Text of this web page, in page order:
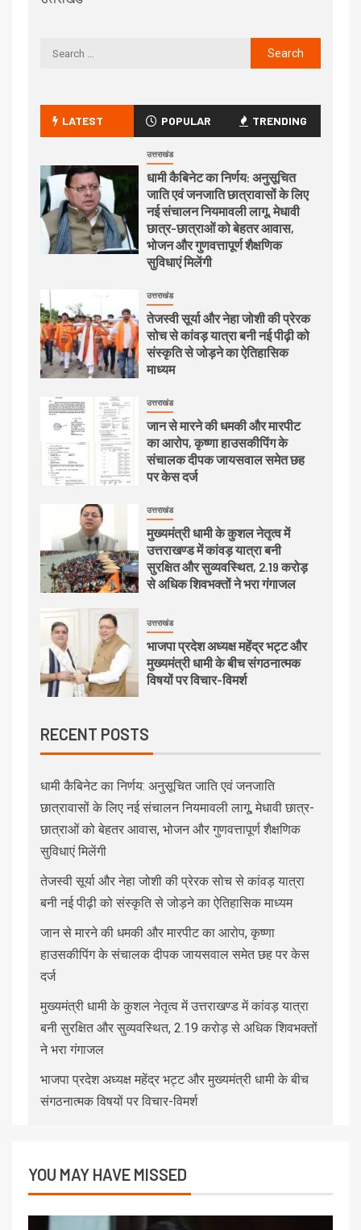
LATEST POPULAR TRENDING
उत्तराखंड
धामी कैबिनेट का निर्णय: अनुसूचित
जाति एवं जनजाति छात्रावासों के लिए
नई संचालन नियमावली लागू, मेधावी
छात्र-छात्राओं को बेहतर आवास,
भोजन और गुणवत्तापूर्ण शैक्षणिक
सुविधाएं मिलेंगी
उत्तराखंड
तेजस्वी सूर्या और नेहा जोशी की प्रेरक
सोच से कांवड़ यात्रा बनी नई पीढ़ी को
संस्कृति से जोड़ने का ऐतिहासिक
माध्यम
उत्तराखंड
जान से मारने की धमकी और मारपीट
का आरोप, कृष्णा हाउसकीपिंग के
संचालक दीपक जायसवाल समेत छह
पर केस दर्ज
उत्तराखंड
मुख्यमंत्री धामी के कुशल नेतृत्व में
उत्तराखण्ड में कांवड़ यात्रा बनी
सुरक्षित और सुव्यवस्थित, 2.19 करोड़
से अधिक शिवभक्तों ने भरा गंगाजल
उत्तराखंड
भाजपा प्रदेश अध्यक्ष महेंद्र भट्ट और
मुख्यमंत्री धामी के बीच संगठनात्मक
विषयों पर विचार-विमर्श
RECENT POSTS
धामी कैबिनेट का निर्णय: अनुसूचित जाति एवं जनजाति
छात्रावासों के लिए नई संचालन नियमावली लागू, मेधावी छात्र-
छात्राओं को बेहतर आवास, भोजन और गुणवत्तापूर्ण शैक्षणिक
सुविधाएं मिलेंगी
तेजस्वी सूर्या और नेहा जोशी की प्रेरक सोच से कांवड़ यात्रा
बनी नई पीढ़ी को संस्कृति से जोड़ने का ऐतिहासिक माध्यम
जान से मारने की धमकी और मारपीट का आरोप, कृष्णा
हाउसकीपिंग के संचालक दीपक जायसवाल समेत छह पर केस
दर्ज
मुख्यमंत्री धामी के कुशल नेतृत्व में उत्तराखण्ड में कांवड़ यात्रा
बनी सुरक्षित और सुव्यवस्थित, 2.19 करोड़ से अधिक शिवभक्तों
ने भरा गंगाजल
भाजपा प्रदेश अध्यक्ष महेंद्र भट्ट और मुख्यमंत्री धामी के बीच
संगठनात्मक विषयों पर विचार-विमर्श
YOU MAY HAVE MISSED